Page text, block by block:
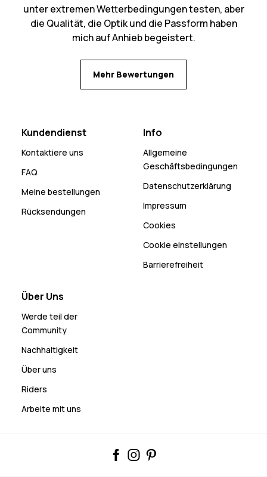
unter extremen Wetterbedingungen testen, aber
die Qualität, die Optik und die Passform haben
mich auf Anhieb begeistert.
Mehr Bewertungen
Kundendienst
Kontaktiere uns
FAQ
Meine bestellungen
Rücksendungen
Info
Allgemeine
Geschäftsbedingungen
Datenschutzerklärung
Impressum
Cookies
Cookie einstellungen
Barrierefreiheit
Über Uns
Werde teil der
Community
Nachhaltigkeit
Über uns
Riders
Arbeite mit uns